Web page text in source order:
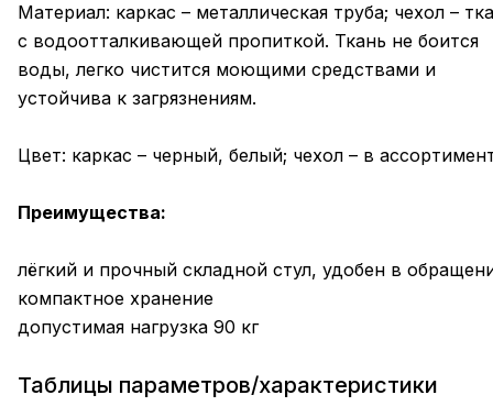
Материал: каркас – металлическая труба; чехол –
с водоотталкивающей пропиткой. Ткань не боится
воды, легко чистится моющими средствами и
устойчива к загрязнениям.
Цвет: каркас – черный, белый; чехол – в
Преимущества:
лёгкий и прочный складной стул, удобен в
компактное хранение
допустимая нагрузка 90 кг
Таблицы параметров/характеристики